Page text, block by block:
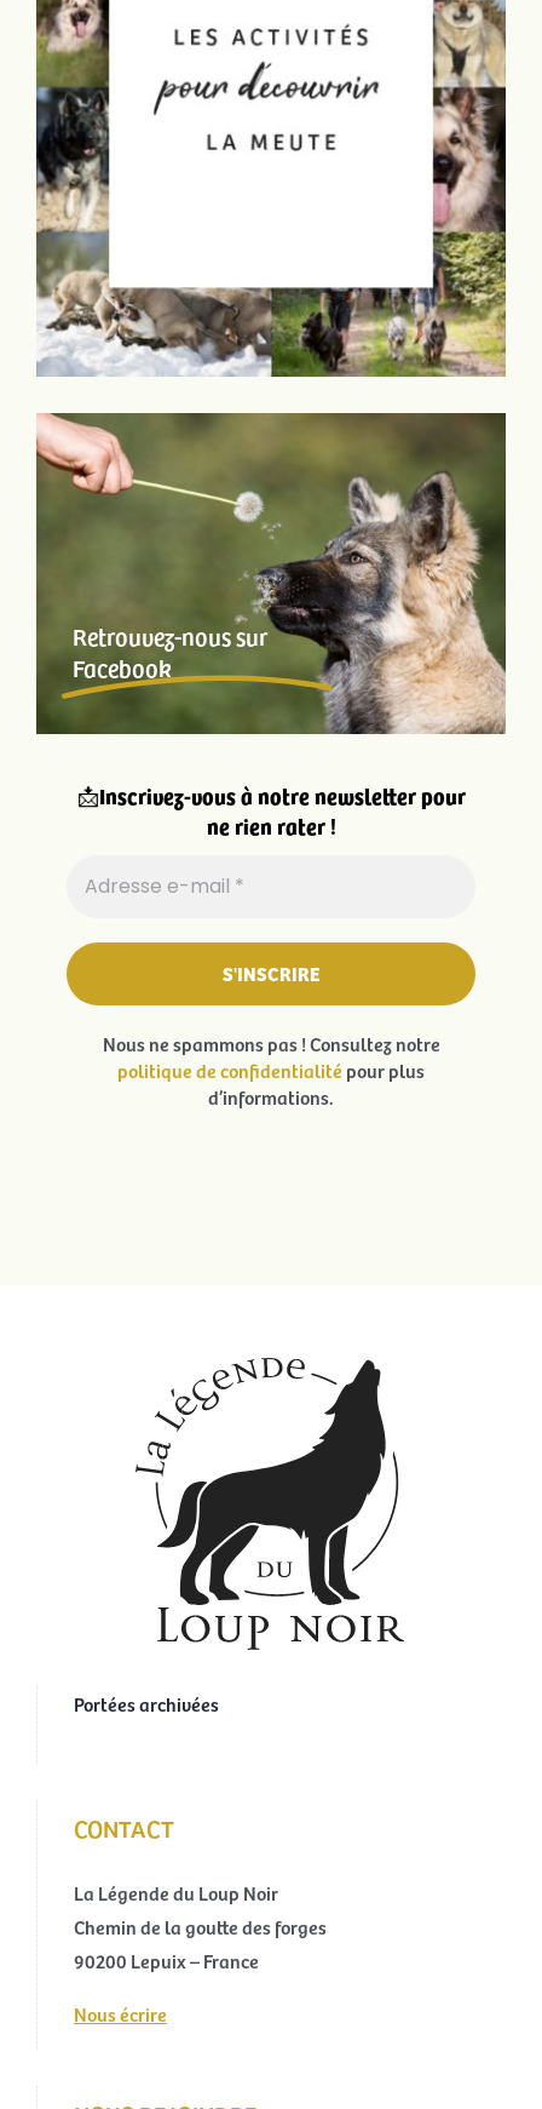
Retrouvez-nous sur
Facebook
📩Inscrivez-vous à notre newsletter pour
ne rien rater !
Nous ne spammons pas ! Consultez notre
politique de confidentialité pour plus
d’informations.
Portées archivées
CONTACT
La Légende du Loup Noir
Chemin de la goutte des forges
90200 Lepuix – France
Nous écrire